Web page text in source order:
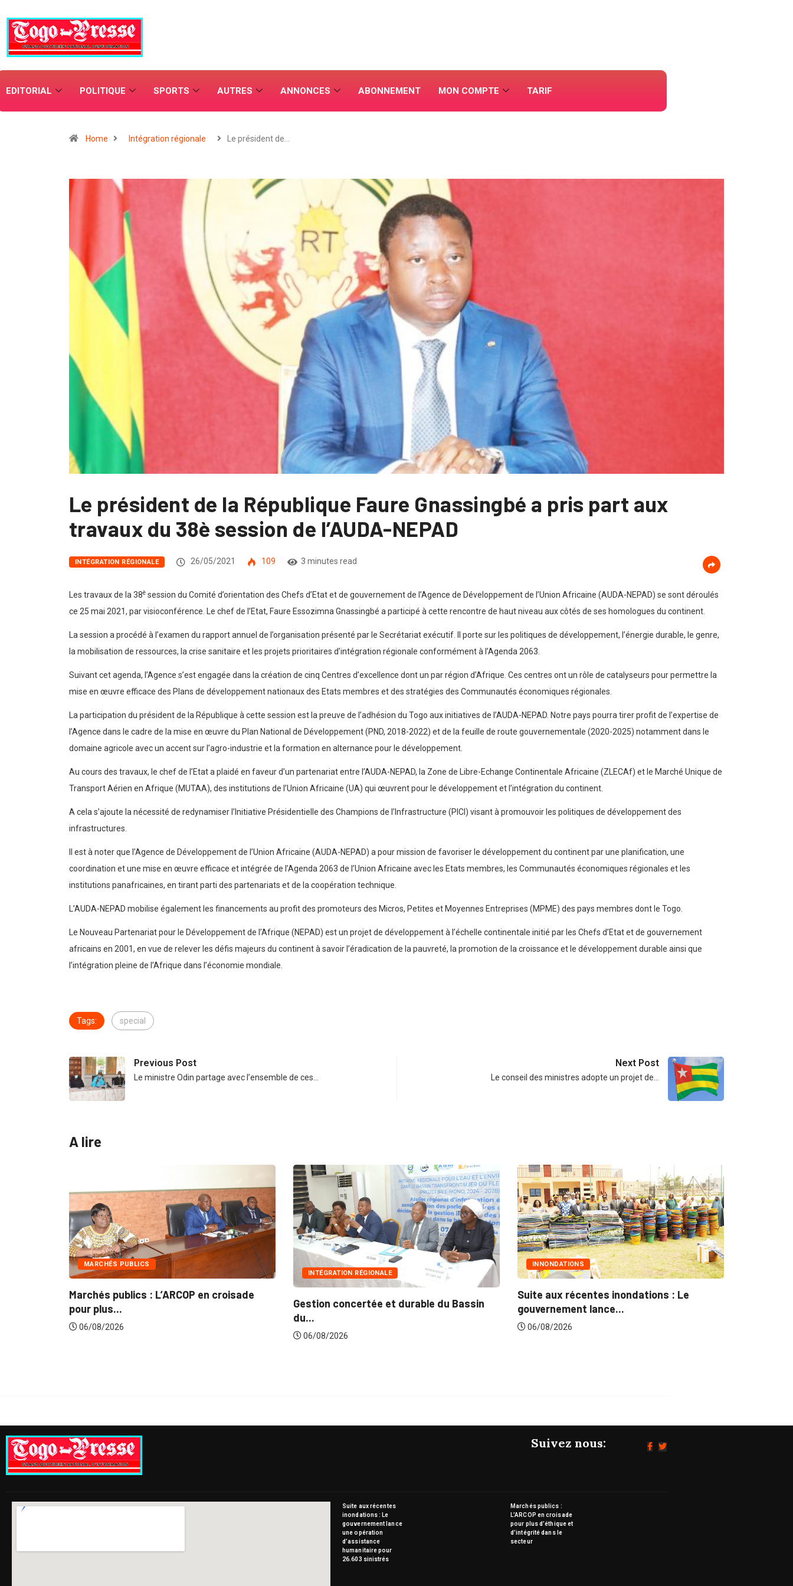
EDITORIAL POLITIQUE SPORTS AUTRES ANNONCES ABONNEMENT MON COMPTE TARIF
Home Intégration régionale Le président de…
Le président de la République Faure Gnassingbé a pris part aux
travaux du 38è session de l’AUDA-NEPAD
INTÉGRATION RÉGIONALE 26/05/2021 109 3 minutes read
Les travaux de la 38è session du Comité d’orientation des Chefs d’Etat et de gouvernement de l’Agence de Développement de l’Union Africaine (AUDA-NEPAD) se sont déroulés
ce 25 mai 2021, par visioconférence. Le chef de l’Etat, Faure Essozimna Gnassingbé a participé à cette rencontre de haut niveau aux côtés de ses homologues du continent.
La session a procédé à l’examen du rapport annuel de l’organisation présenté par le Secrétariat exécutif. Il porte sur les politiques de développement, l’énergie durable, le genre,
la mobilisation de ressources, la crise sanitaire et les projets prioritaires d’intégration régionale conformément à l’Agenda 2063.
Suivant cet agenda, l’Agence s’est engagée dans la création de cinq Centres d’excellence dont un par région d’Afrique. Ces centres ont un rôle de catalyseurs pour permettre la
mise en œuvre efficace des Plans de développement nationaux des Etats membres et des stratégies des Communautés économiques régionales.
La participation du président de la République à cette session est la preuve de l’adhésion du Togo aux initiatives de l’AUDA-NEPAD. Notre pays pourra tirer profit de l’expertise de
l’Agence dans le cadre de la mise en œuvre du Plan National de Développement (PND, 2018-2022) et de la feuille de route gouvernementale (2020-2025) notamment dans le
domaine agricole avec un accent sur l’agro-industrie et la formation en alternance pour le développement.
Au cours des travaux, le chef de l’Etat a plaidé en faveur d’un partenariat entre l’AUDA-NEPAD, la Zone de Libre-Echange Continentale Africaine (ZLECAf) et le Marché Unique de
Transport Aérien en Afrique (MUTAA), des institutions de l’Union Africaine (UA) qui œuvrent pour le développement et l’intégration du continent.
A cela s’ajoute la nécessité de redynamiser l’Initiative Présidentielle des Champions de l’Infrastructure (PICI) visant à promouvoir les politiques de développement des
infrastructures.
Il est à noter que l’Agence de Développement de l’Union Africaine (AUDA-NEPAD) a pour mission de favoriser le développement du continent par une planification, une
coordination et une mise en œuvre efficace et intégrée de l’Agenda 2063 de l’Union Africaine avec les Etats membres, les Communautés économiques régionales et les
institutions panafricaines, en tirant parti des partenariats et de la coopération technique.
L’AUDA-NEPAD mobilise également les financements au profit des promoteurs des Micros, Petites et Moyennes Entreprises (MPME) des pays membres dont le Togo.
Le Nouveau Partenariat pour le Développement de l’Afrique (NEPAD) est un projet de développement à l’échelle continentale initié par les Chefs d’Etat et de gouvernement
africains en 2001, en vue de relever les défis majeurs du continent à savoir l’éradication de la pauvreté, la promotion de la croissance et le développement durable ainsi que
l’intégration pleine de l’Afrique dans l’économie mondiale.
Tags: special
Previous Post
Le ministre Odin partage avec l’ensemble de ces…
Next Post
Le conseil des ministres adopte un projet de…
A lire
: L’ARCOP en croisade
INTÉGRATION RÉGIONALE
Gestion concertée et durable du Bassin
INNONDATIONS
Suite aux récentes inondations : Le
gouvernement lance...
MARCHÉS PUBLICS
Marchés publics : L’ARCOP en croisade
pour plus...
Suivez nous:
Suite aux récentes
inondations : Le
gouvernement lance
une opération
d’assistance
humanitaire pour
26.603 sinistrés
Marchés publics :
L’ARCOP en croisade
pour plus d’éthique et
d’intégrité dans le
secteur